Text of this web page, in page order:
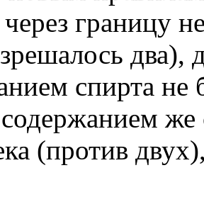
границу
два),
спирта не
же
(против